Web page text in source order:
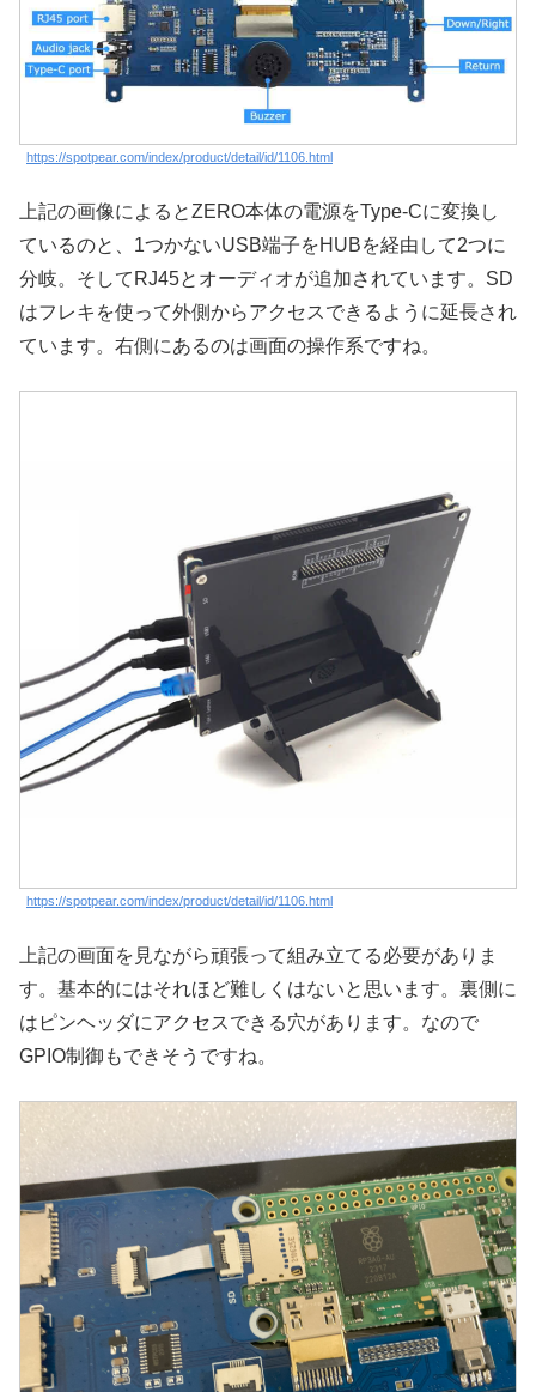
https://spotpear.com/index/product/detail/id/1106.html
上記の画像によるとZERO本体の電源をType-Cに変換し
ているのと、1つかないUSB端子をHUBを経由して2つに
分岐。そしてRJ45とオーディオが追加されています。SD
はフレキを使って外側からアクセスできるように延長され
ています。右側にあるのは画面の操作系ですね。
https://spotpear.com/index/product/detail/id/1106.html
上記の画面を見ながら頑張って組み立てる必要がありま
す。基本的にはそれほど難しくはないと思います。裏側に
はピンヘッダにアクセスできる穴があります。なので
GPIO制御もできそうですね。